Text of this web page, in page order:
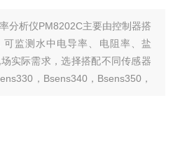
分析仪PM8202C主要由控制器搭
监测水中电导率、电阻率、盐
实际需求，选择搭配不同传感器
，Bsens340，Bsens350，
、工业过程用水等。